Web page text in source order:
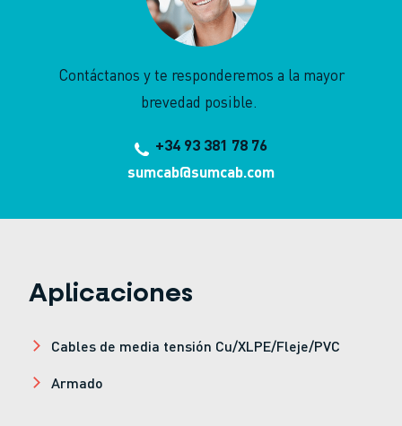
Contáctanos y te responderemos a la mayor
brevedad posible.
+34 93 381 78 76
sumcab@sumcab.com
Aplicaciones
Cables de media tensión Cu/XLPE/Fleje/PVC
Armado